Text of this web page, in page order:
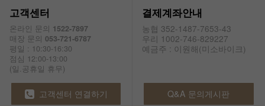
고객센터
온라인 문의 1522-7897
매장 문의 053-721-6787
평일 : 10:30-16:30
점심 12:00-13:00
(일.공휴일 휴무)
결제계좌안내
농협 352-1487-7653-43
우리 1002-746-829227
예금주 : 이원해(미소바이크)
고객센터 연결하기 Q&A 문의게시판